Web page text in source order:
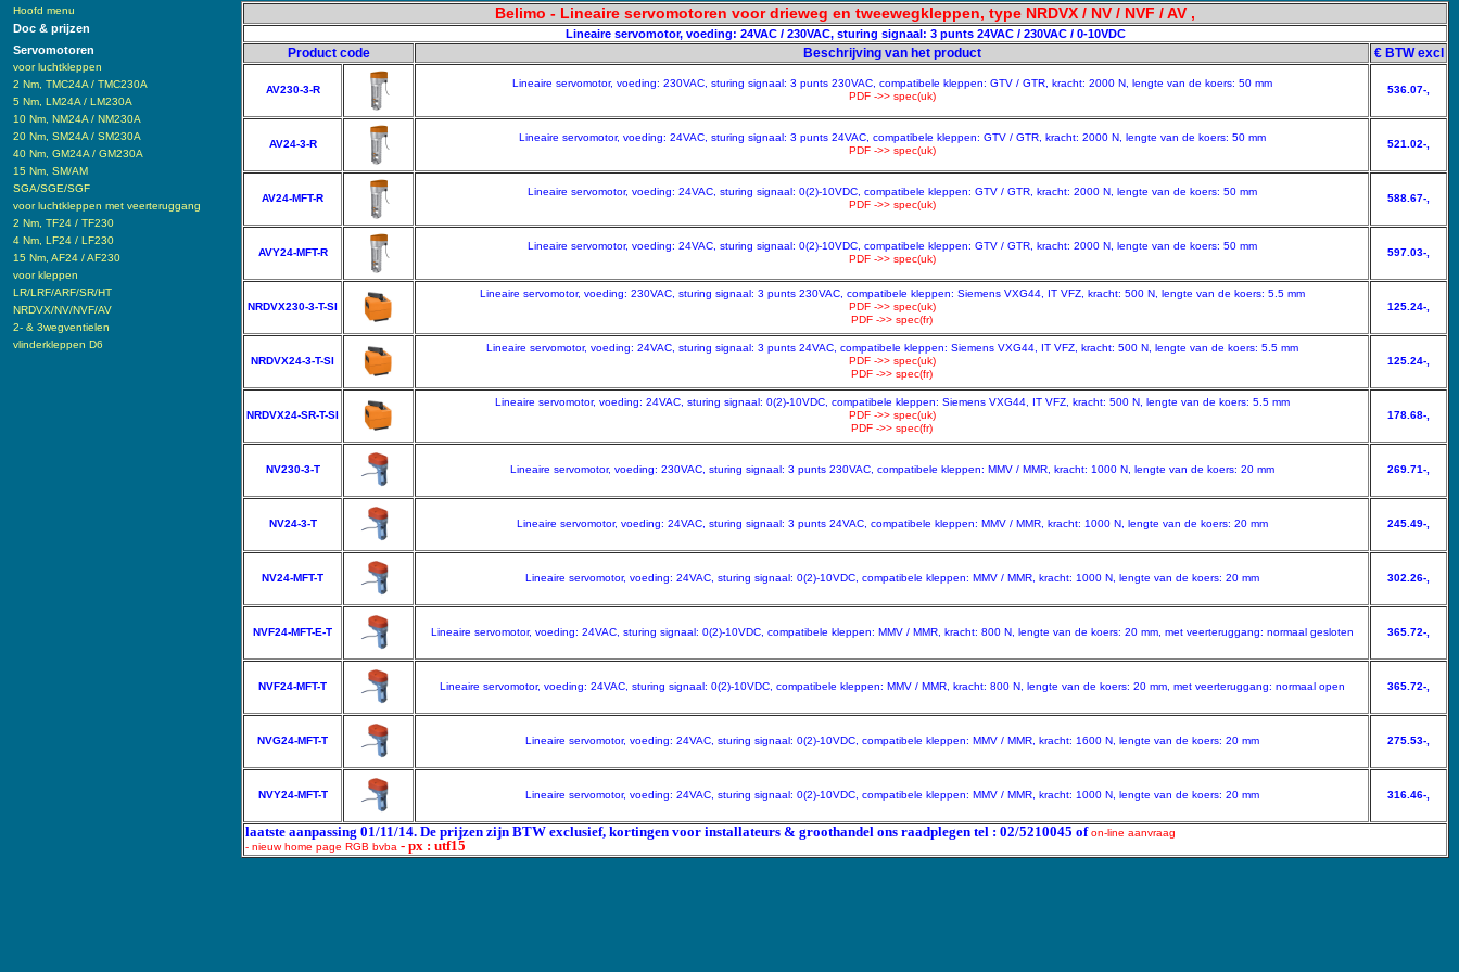
Hoofd menu
Doc & prijzen
Servomotoren
voor luchtkleppen
2 Nm, TMC24A / TMC230A
5 Nm, LM24A / LM230A
10 Nm, NM24A / NM230A
20 Nm, SM24A / SM230A
40 Nm, GM24A / GM230A
15 Nm, SM/AM
SGA/SGE/SGF
voor luchtkleppen met veerteruggang
2 Nm, TF24 / TF230
4 Nm, LF24 / LF230
15 Nm, AF24 / AF230
voor kleppen
LR/LRF/ARF/SR/HT
NRDVX/NV/NVF/AV
2- & 3wegventielen
vlinderkleppen D6
Belimo - Lineaire servomotoren voor drieweg en tweewegkleppen, type NRDVX / NV / NVF / AV ,
Lineaire servomotor, voeding: 24VAC / 230VAC, sturing signaal: 3 punts 24VAC / 230VAC / 0-10VDC
Product code Beschrijving van het product € BTW excl
AV230-3-R
Lineaire servomotor, voeding: 230VAC, sturing signaal: 3 punts 230VAC, compatibele kleppen: GTV / GTR, kracht: 2000 N, lengte van de koers: 50 mm
PDF ->> spec(uk)
536.07-,
AV24-3-R
Lineaire servomotor, voeding: 24VAC, sturing signaal: 3 punts 24VAC, compatibele kleppen: GTV / GTR, kracht: 2000 N, lengte van de koers: 50 mm
PDF ->> spec(uk)
521.02-,
AV24-MFT-R
Lineaire servomotor, voeding: 24VAC, sturing signaal: 0(2)-10VDC, compatibele kleppen: GTV / GTR, kracht: 2000 N, lengte van de koers: 50 mm
PDF ->> spec(uk)
588.67-,
AVY24-MFT-R
Lineaire servomotor, voeding: 24VAC, sturing signaal: 0(2)-10VDC, compatibele kleppen: GTV / GTR, kracht: 2000 N, lengte van de koers: 50 mm
PDF ->> spec(uk)
597.03-,
NRDVX230-3-T-SI
Lineaire servomotor, voeding: 230VAC, sturing signaal: 3 punts 230VAC, compatibele kleppen: Siemens VXG44, IT VFZ, kracht: 500 N, lengte van de koers: 5.5 mm
PDF ->> spec(uk)
PDF ->> spec(fr)
125.24-,
NRDVX24-3-T-SI
Lineaire servomotor, voeding: 24VAC, sturing signaal: 3 punts 24VAC, compatibele kleppen: Siemens VXG44, IT VFZ, kracht: 500 N, lengte van de koers: 5.5 mm
PDF ->> spec(uk)
PDF ->> spec(fr)
125.24-,
NRDVX24-SR-T-SI
Lineaire servomotor, voeding: 24VAC, sturing signaal: 0(2)-10VDC, compatibele kleppen: Siemens VXG44, IT VFZ, kracht: 500 N, lengte van de koers: 5.5 mm
PDF ->> spec(uk)
PDF ->> spec(fr)
178.68-,
NV230-3-T Lineaire servomotor, voeding: 230VAC, sturing signaal: 3 punts 230VAC, compatibele kleppen: MMV / MMR, kracht: 1000 N, lengte van de koers: 20 mm 269.71-,
NV24-3-T Lineaire servomotor, voeding: 24VAC, sturing signaal: 3 punts 24VAC, compatibele kleppen: MMV / MMR, kracht: 1000 N, lengte van de koers: 20 mm 245.49-,
NV24-MFT-T Lineaire servomotor, voeding: 24VAC, sturing signaal: 0(2)-10VDC, compatibele kleppen: MMV / MMR, kracht: 1000 N, lengte van de koers: 20 mm 302.26-,
NVF24-MFT-E-T Lineaire servomotor, voeding: 24VAC, sturing signaal: 0(2)-10VDC, compatibele kleppen: MMV / MMR, kracht: 800 N, lengte van de koers: 20 mm, met veerteruggang: normaal gesloten 365.72-,
NVF24-MFT-T Lineaire servomotor, voeding: 24VAC, sturing signaal: 0(2)-10VDC, compatibele kleppen: MMV / MMR, kracht: 800 N, lengte van de koers: 20 mm, met veerteruggang: normaal open 365.72-,
NVG24-MFT-T Lineaire servomotor, voeding: 24VAC, sturing signaal: 0(2)-10VDC, compatibele kleppen: MMV / MMR, kracht: 1600 N, lengte van de koers: 20 mm 275.53-,
NVY24-MFT-T Lineaire servomotor, voeding: 24VAC, sturing signaal: 0(2)-10VDC, compatibele kleppen: MMV / MMR, kracht: 1000 N, lengte van de koers: 20 mm 316.46-,
laatste aanpassing 01/11/14. De prijzen zijn BTW exclusief, kortingen voor installateurs & groothandel ons raadplegen tel : 02/5210045 ofon-line aanvraag
- nieuw home page RGB bvba - px : utf15